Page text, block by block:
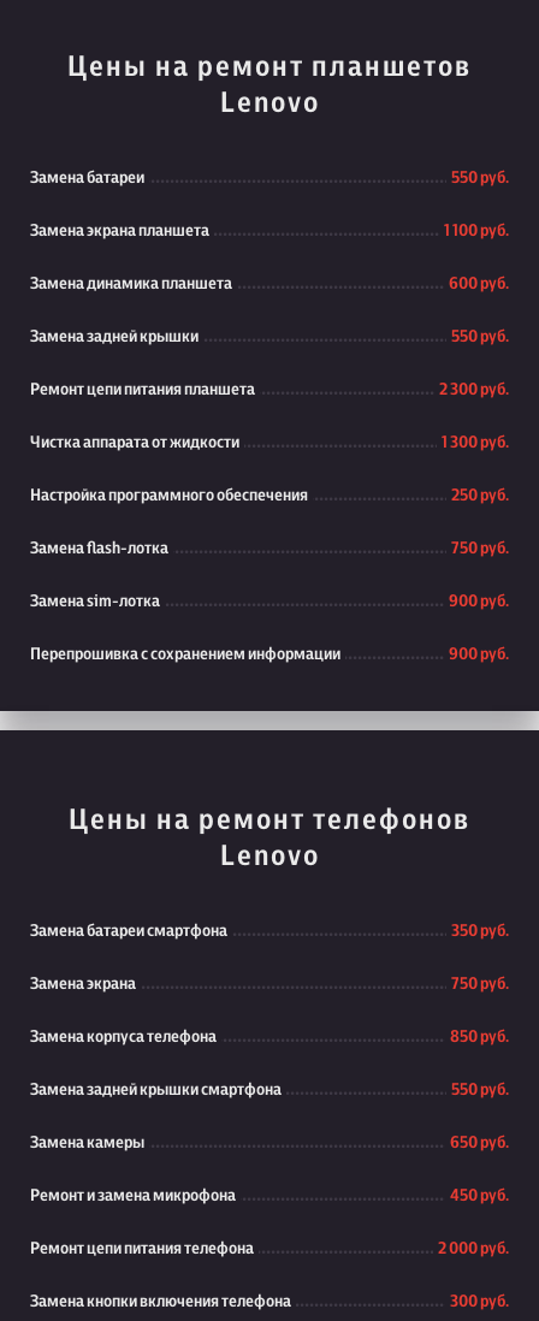
Цены на ремонт планшетов
Lenovo
Замена батареи 550 руб.
Замена экрана планшета 1 100 руб.
Замена динамика планшета 600 руб.
Замена задней крышки 550 руб.
Ремонт цепи питания планшета 2 300 руб.
Чистка аппарата от жидкости 1 300 руб.
Настройка программного обеспечения 250 руб.
Замена flash-лотка 750 руб.
Замена sim-лотка 900 руб.
Перепрошивка с сохранением информации 900 руб.
Цены на ремонт телефонов
Lenovo
Замена батареи смартфона 350 руб.
Замена экрана 750 руб.
Замена корпуса телефона 850 руб.
Замена задней крышки смартфона 550 руб.
Замена камеры 650 руб.
Ремонт и замена микрофона 450 руб.
Ремонт цепи питания телефона 2 000 руб.
Замена кнопки включения телефона 300 руб.